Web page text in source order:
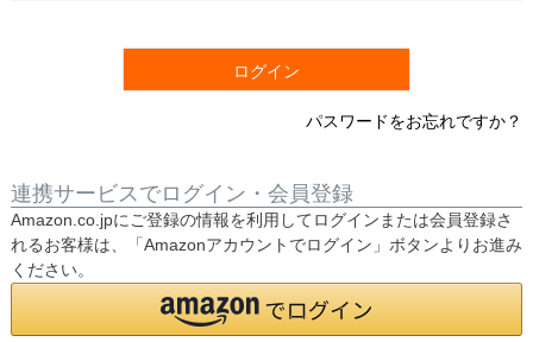
ログイン
パスワードをお忘れですか？
連携サービスでログイン・会員登録
Amazon.co.jpにご登録の情報を利用してログインまたは会員登録さ
れるお客様は、「Amazonアカウントでログイン」ボタンよりお進み
ください。